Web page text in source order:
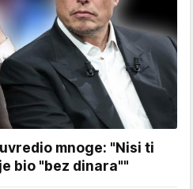
mnoge: "Nisi ti
bio "bez dinara""